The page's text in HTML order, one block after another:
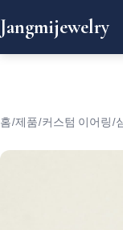
Jangmijewelry
홈/제품/커스텀 이어링/